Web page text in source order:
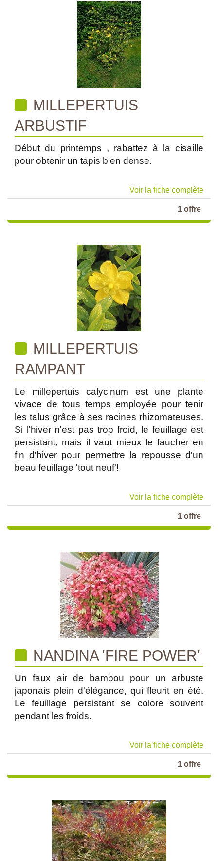
MILLEPERTUIS
ARBUSTIF
Début du printemps , rabattez à la cisaille
pour obtenir un tapis bien dense.
Voir la fiche complète
1 offre
MILLEPERTUIS
RAMPANT
Le millepertuis calycinum est une plante
vivace de tous temps employée pour tenir
les talus grâce à ses racines rhizomateuses.
Si l'hiver n'est pas trop froid, le feuillage est
persistant, mais il vaut mieux le faucher en
fin d'hiver pour permettre la repousse d'un
beau feuillage 'tout neuf'!
Voir la fiche complète
1 offre
NANDINA 'FIRE POWER'
Un faux air de bambou pour un arbuste
japonais plein d'élégance, qui fleurit en été.
Le feuillage persistant se colore souvent
pendant les froids.
Voir la fiche complète
1 offre